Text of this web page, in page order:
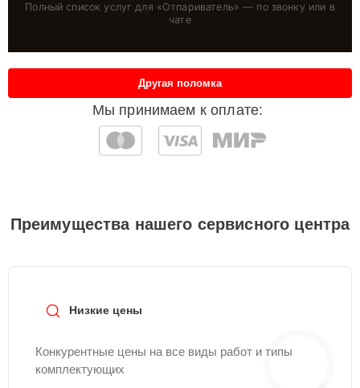
Полный список услуг для «Отпариватель» — по звонку или в
чате
Мы принимаем к оплате:
Другая поломка
Преимущества нашего сервисного центра
Низкие цены
Конкурентные цены на все виды работ и типы
комплектующих